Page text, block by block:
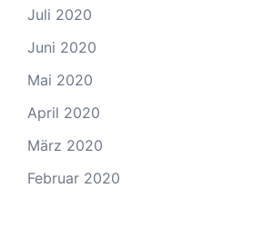
Juli 2020
Juni 2020
Mai 2020
April 2020
März 2020
Februar 2020